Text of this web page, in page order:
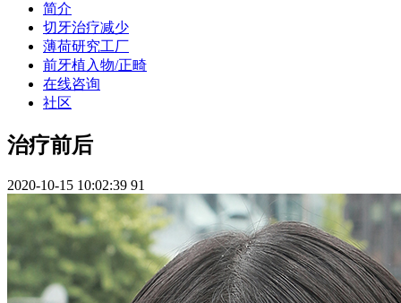
简介
切牙治疗减少
薄荷研究工厂
前牙植入物/正畸
在线咨询
社区
治疗前后
2020-10-15 10:02:39 91